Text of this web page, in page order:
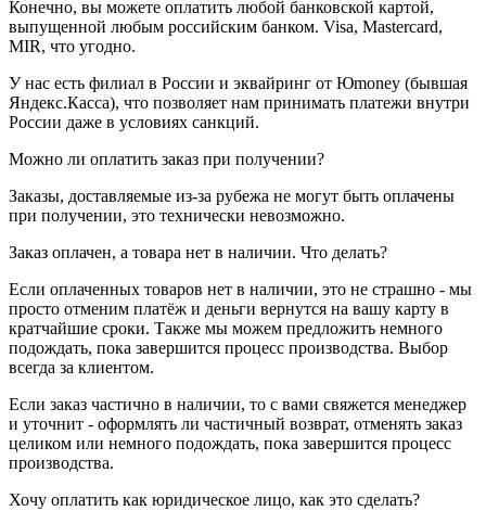
Конечно, вы можете оплатить любой банковской картой,
выпущенной любым российским банком. Visa, Mastercard,
MIR, что угодно.
У нас есть филиал в России и эквайринг от Юmoney (бывшая
Яндекс.Касса), что позволяет нам принимать платежи внутри
России даже в условиях санкций.
Можно ли оплатить заказ при получении?
Заказы, доставляемые из-за рубежа не могут быть оплачены
при получении, это технически невозможно.
Заказ оплачен, а товара нет в наличии. Что делать?
Если оплаченных товаров нет в наличии, это не страшно - мы
просто отменим платёж и деньги вернутся на вашу карту в
кратчайшие сроки. Также мы можем предложить немного
подождать, пока завершится процесс производства. Выбор
всегда за клиентом.
Если заказ частично в наличии, то с вами свяжется менеджер
и уточнит - оформлять ли частичный возврат, отменять заказ
целиком или немного подождать, пока завершится процесс
производства.
Хочу оплатить как юридическое лицо, как это сделать?